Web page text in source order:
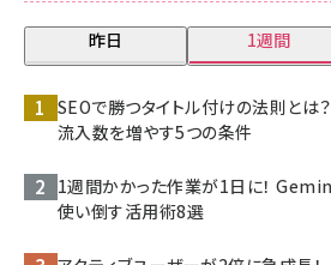
昨日 1週間
SEOで勝つタイトル付けの法則とは
流入数を増やす5つの条件
1週間かかった作業が1日に！
使い倒す活用術8選